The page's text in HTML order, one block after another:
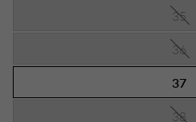
35
36
37
38